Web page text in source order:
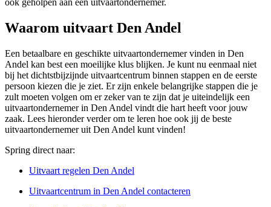
ook geholpen aan een uitvaartondernemer.
Waarom uitvaart Den Andel
Een betaalbare en geschikte uitvaartondernemer vinden in Den
Andel kan best een moeilijke klus blijken. Je kunt nu eenmaal niet
bij het dichtstbijzijnde uitvaartcentrum binnen stappen en de eerste
persoon kiezen die je ziet. Er zijn enkele belangrijke stappen die je
zult moeten volgen om er zeker van te zijn dat je uiteindelijk een
uitvaartondernemer in Den Andel vindt die hart heeft voor jouw
zaak. Lees hieronder verder om te leren hoe ook jij de beste
uitvaartondernemer uit Den Andel kunt vinden!
Spring direct naar:
Uitvaart regelen Den Andel
Uitvaartcentrum in Den Andel contacteren